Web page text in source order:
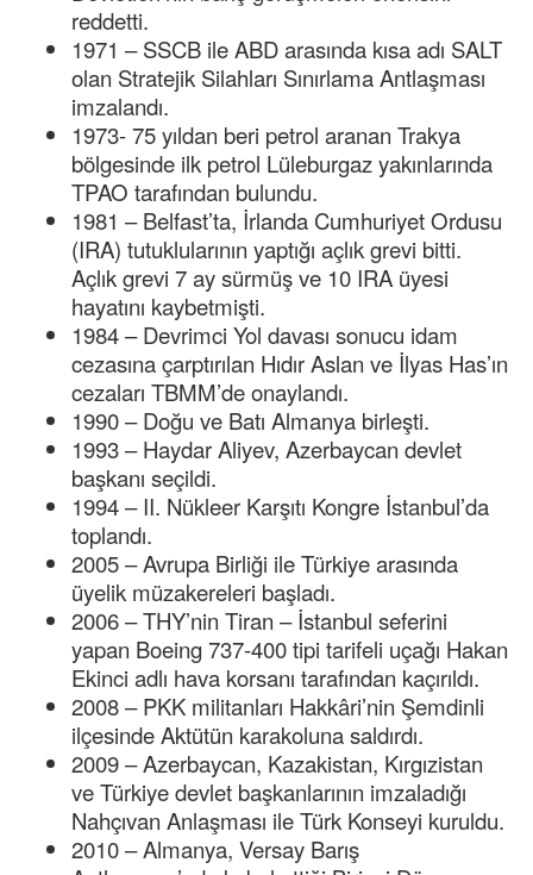
reddetti.
1971 – SSCB ile ABD arasında kısa adı SALT
olan Stratejik Silahları Sınırlama Antlaşması
imzalandı.
1973- 75 yıldan beri petrol aranan Trakya
bölgesinde ilk petrol Lüleburgaz yakınlarında
TPAO tarafından bulundu.
1981 – Belfast’ta, İrlanda Cumhuriyet Ordusu
(IRA) tutuklularının yaptığı açlık grevi bitti.
Açlık grevi 7 ay sürmüş ve 10 IRA üyesi
hayatını kaybetmişti.
1984 – Devrimci Yol davası sonucu idam
cezasına çarptırılan Hıdır Aslan ve İlyas Has’ın
cezaları TBMM’de onaylandı.
1990 – Doğu ve Batı Almanya birleşti.
1993 – Haydar Aliyev, Azerbaycan devlet
başkanı seçildi.
1994 – II. Nükleer Karşıtı Kongre İstanbul’da
toplandı.
2005 – Avrupa Birliği ile Türkiye arasında
üyelik müzakereleri başladı.
2006 – THY’nin Tiran – İstanbul seferini
yapan Boeing 737-400 tipi tarifeli uçağı Hakan
Ekinci adlı hava korsanı tarafından kaçırıldı.
2008 – PKK militanları Hakkâri’nin Şemdinli
ilçesinde Aktütün karakoluna saldırdı.
2009 – Azerbaycan, Kazakistan, Kırgızistan
ve Türkiye devlet başkanlarının imzaladığı
Nahçıvan Anlaşması ile Türk Konseyi kuruldu.
2010 – Almanya, Versay Barış